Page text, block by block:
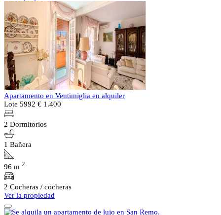
Apartamento en Ventimiglia en alquiler
Lote 5992 € 1.400
2 Dormitorios
1 Bañera
96 m 2
2 Cocheras / cocheras
Ver la propiedad